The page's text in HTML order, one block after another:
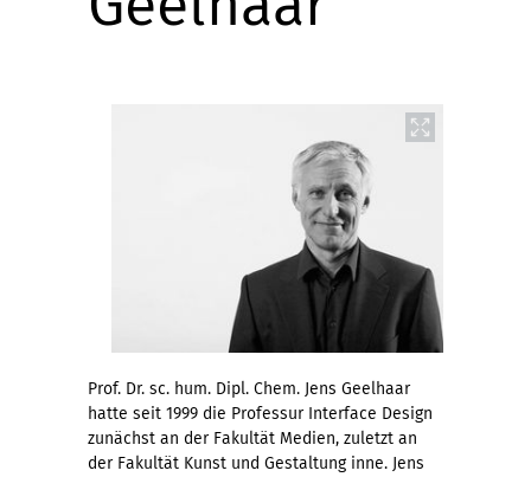
Prof. Dr. sc. hum. Dipl. Chem. Jens Geelhaar
hatte seit 1999 die Professur Interface Design
zunächst an der Fakultät Medien, zuletzt an
der Fakultät Kunst und Gestaltung inne. Jens